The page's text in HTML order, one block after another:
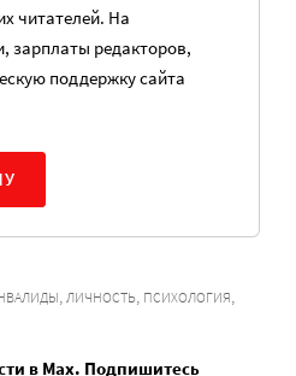
читателей. На
зарплаты редакторов,
поддержку сайта
ЛИЧНОСТЬ ПСИХОЛОГИЯ
в Max. Подпишитесь